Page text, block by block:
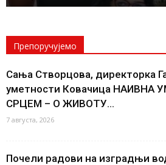
Препоручујемо
Сања Створцова, директорка
уметности Ковачица НАИВНА
СРЦЕМ – О ЖИВОТУ...
7 августа, 2026
Почели радови на изградњи